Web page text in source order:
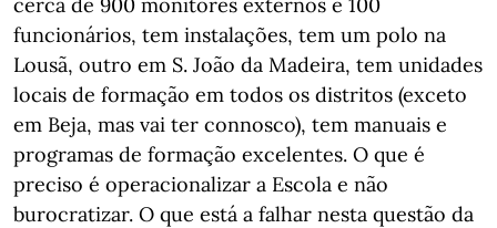
funcionários, tem instalações, tem um polo na
Lousã, outro em S. João da Madeira, tem unidades
locais de formação em todos os distritos (exceto
em Beja, mas vai ter connosco), tem manuais e
programas de formação excelentes. O que é
preciso é operacionalizar a Escola e não
burocratizar. O que está a falhar nesta questão da